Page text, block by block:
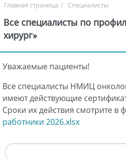
Главная страница / Специалисты
Все специалисты по
хирург»
Уважаемые пациенты!
Все специалисты НМИЦ
имеют действующие
Сроки их действия смотрите в
работники 2026.xlsx